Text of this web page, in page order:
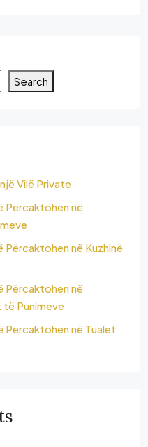
Search
Vilë Private
Përcaktohen në
në Kuzhinë
Përcaktohen në
të Punimeve
në Tualet